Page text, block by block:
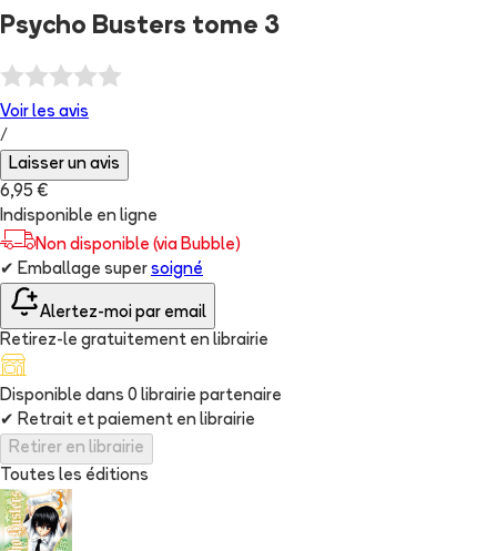
Psycho Busters tome 3
Voir les avis
/
Laisser un avis
6,95 €
Indisponible en ligne
Non disponible (via Bubble)
✔ Emballage super soigné
Alertez-moi par email
Retirez-le gratuitement en librairie
Disponible dans 0 librairie partenaire
✔ Retrait et paiement en librairie
Retirer en librairie
Toutes les éditions